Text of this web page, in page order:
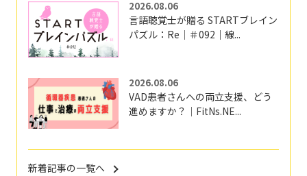
2026.08.06
言語聴覚士が贈る STARTブレイン
パズル：Re｜＃092｜線...
2026.08.06
VAD患者さんへの両立支援、どう
進めますか？｜FitNs.NE...
新着記事の一覧へ